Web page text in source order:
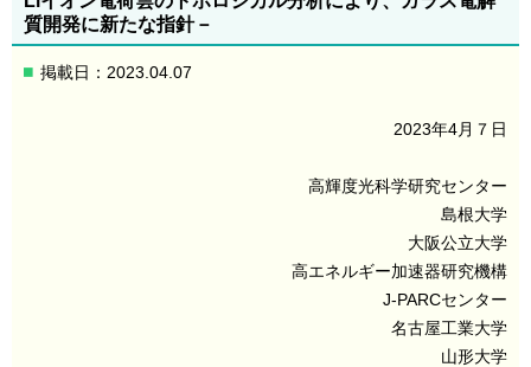
質開発に新たな指針－
掲載日：2023.04.07
2023年4月７日
高輝度光科学研究センター
島根大学
大阪公立大学
高エネルギー加速器研究機構
J-PARCセンター
名古屋工業大学
山形大学